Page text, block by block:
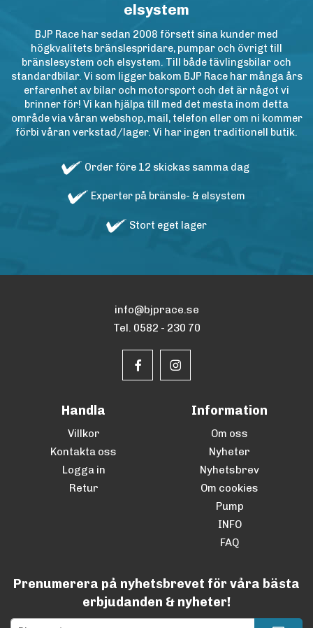
elsystem
BJP Race har sedan 2008 försett sina kunder med
högkvalitets bränslespridare, pumpar och övrigt till
bränslesystem och elsystem. Till både tävlingsbilar och
standardbilar. Vi som ligger bakom BJP Race har många års
erfarenhet av bilar och motorsport och det är något vi
brinner för! Vi kan hjälpa till med det mesta inom detta
område via våran webshop, mail, telefon eller om ni kommer
förbi våran verkstad/lager. Vi har ingen traditionell butik.
Order före 12 skickas samma dag
Experter på bränsle- & elsystem
Stort eget lager
info@bjprace.se
Tel. 0582 - 230 70
Handla
Villkor
Kontakta oss
Logga in
Retur
Information
Om oss
Nyheter
Nyhetsbrev
Om cookies
Pump
INFO
FAQ
Prenumerera på nyhetsbrevet för våra bästa
erbjudanden & nyheter!